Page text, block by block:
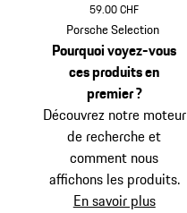
59.00 CHF
Noir
Porsche Selection
Pourquoi voyez-vous
ces produits en
premier ?
Découvrez notre moteur
de recherche et
comment nous
affichons les produits.
En savoir plus